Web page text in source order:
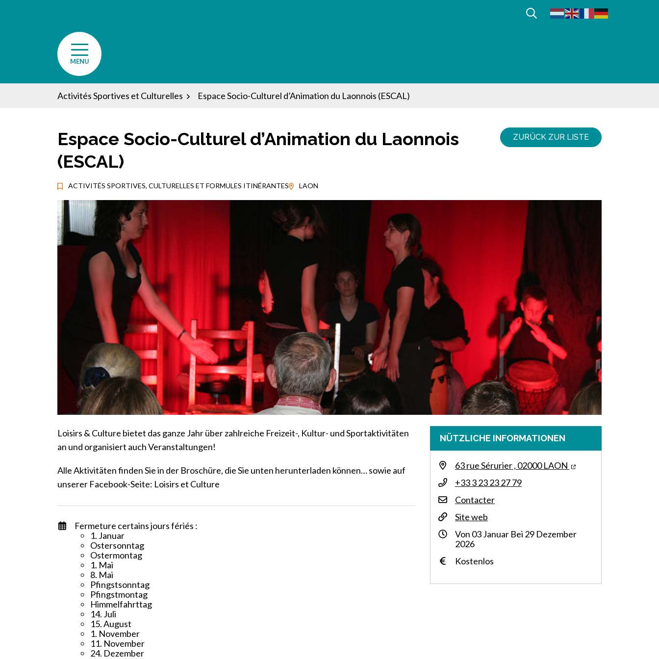
Afficher la recherche
MENU
Activités Sportives et Culturelles Espace Socio-Culturel d’Animation du Laonnois (ESCAL)
Espace Socio-Culturel d’Animation du Laonnois
(ESCAL)
ZURÜCK ZUR LISTE
ACTIVITÉS SPORTIVES, CULTURELLES ET FORMULES ITINÉRANTES LAON
Loisirs & Culture bietet das ganze Jahr über zahlreiche Freizeit-, Kultur- und Sportaktivitäten
an und organisiert auch Veranstaltungen!
Alle Aktivitäten finden Sie in der Broschüre, die Sie unten herunterladen können… sowie auf
unserer Facebook-Seite: Loisirs et Culture
Fermeture certains jours fériés :
1. Januar
Ostersonntag
Ostermontag
1. Mai
8. Mai
Pfingstsonntag
Pfingstmontag
Himmelfahrttag
14. Juli
15. August
1. November
11. November
24. Dezember
NÜTZLICHE INFORMATIONEN
63 rue Sérurier , 02000 LAON
+33 3 23 23 27 79
Contacter
Site web
Von 03Januar Bei 29 Dezember
2026
Kostenlos